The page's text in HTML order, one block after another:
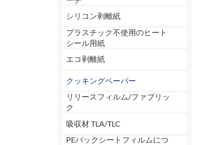
シリコン剥離紙
プラスチック不使用のヒート
シール用紙
エコ剥離紙
クッキングペーパー
リリースフィルム/ファブリッ
ク
吸収材 TLA/TLC
PEバックシートフィルムにつ